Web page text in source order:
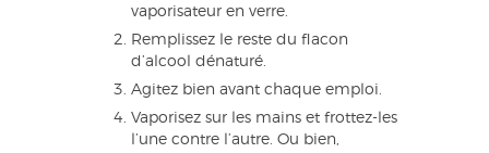
vaporisateur en verre.
Remplissez le reste du flacon
d’alcool dénaturé.
Agitez bien avant chaque emploi.
Vaporisez sur les mains et frottez-les
l’une contre l’autre. Ou bien,